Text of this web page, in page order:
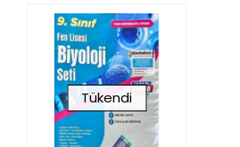
Tükendi